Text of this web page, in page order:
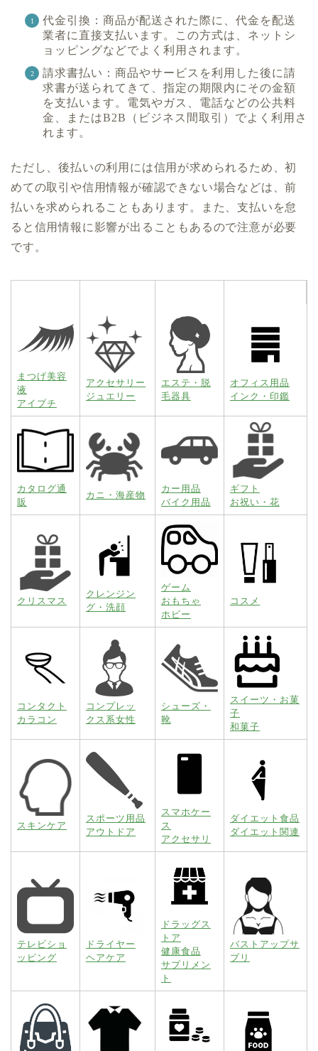
代金引換：商品が配送された際に、代金を配送
業者に直接支払います。この方式は、ネットシ
ョッピングなどでよく利用されます。
請求書払い：商品やサービスを利用した後に請
求書が送られてきて、指定の期限内にその金額
を支払います。電気やガス、電話などの公共料
金、またはB2B（ビジネス間取引）でよく利用さ
れます。
ただし、後払いの利用には信用が求められるため、初
めての取引や信用情報が確認できない場合などは、前
払いを求められることもあります。また、支払いを怠
ると信用情報に影響が出ることもあるので注意が必要
です。
まつげ美容
液
アイプチ
アクセサリー
ジュエリー
エステ・脱
毛器具
オフィス用品
インク・印鑑
カタログ通
販
カニ・海産物
カー用品
バイク用品
ギフト
お祝い・花
クリスマス
クレンジン
グ・洗顔
ゲーム
おもちゃ
ホビー
コスメ
コンタクト
カラコン
コンプレッ
クス系女性
シューズ・
靴
スイーツ・お菓
子
和菓子
スキンケア
スポーツ用品
アウトドア
スマホケー
ス
アクセサリ
ダイエット食品
ダイエット関連
テレビショ
ッピング
ドライヤー
ヘアケア
ドラッグス
トア
健康食品
サプリメン
ト
バストアップサ
プリ